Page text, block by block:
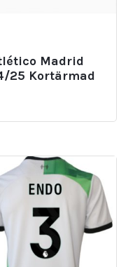
Madrid
25 Kortärmad